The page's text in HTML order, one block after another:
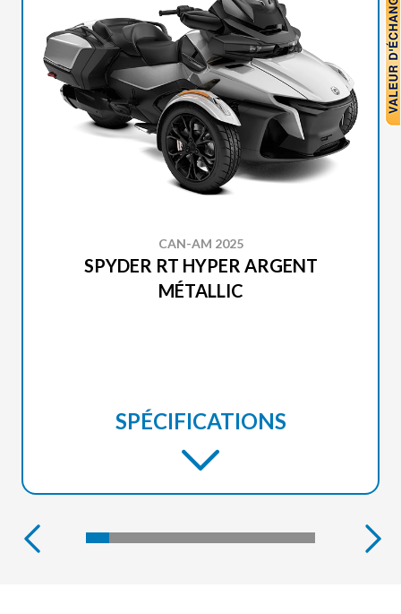
CAN-AM 2025
SPYDER RT HYPER ARGENT
MÉTALLIC
SPÉCIFICATIONS